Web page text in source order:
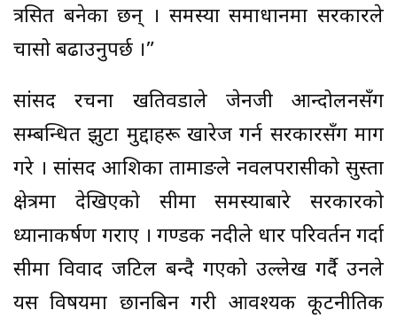
त्रसित बनेका छन् । समस्या समाधानमा सरकारले
चासो बढाउनुपर्छ ।”
सांसद रचना खतिवडाले जेनजी आन्दोलनसँग
सम्बन्धित झुटा मुद्दाहरू खारेज गर्न सरकारसँग माग
गरे । सांसद आशिका तामाङले नवलपरासीको सुस्ता
क्षेत्रमा देखिएको सीमा समस्याबारे सरकारको
ध्यानाकर्षण गराए । गण्डक नदीले धार परिवर्तन गर्दा
सीमा विवाद जटिल बन्दै गएको उल्लेख गर्दै उनले
यस विषयमा छानबिन गरी आवश्यक कूटनीतिक